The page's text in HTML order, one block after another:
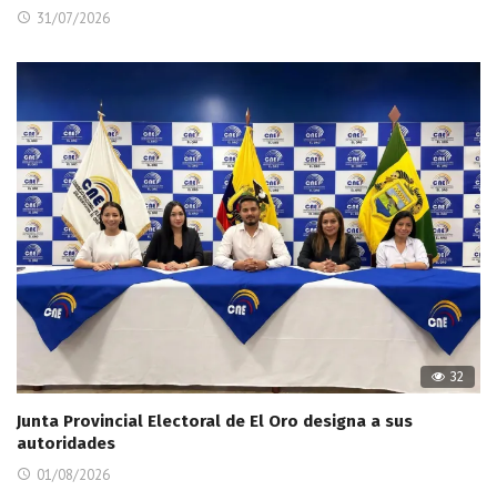
31/07/2026
32
Junta Provincial Electoral de El Oro designa a sus
autoridades
01/08/2026